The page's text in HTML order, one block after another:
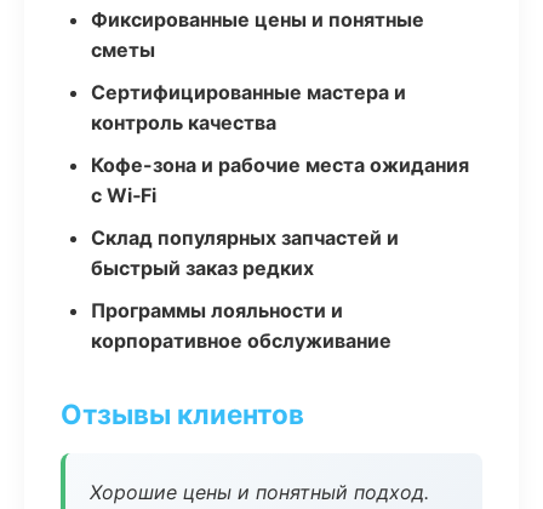
Фиксированные цены и понятные
сметы
Сертифицированные мастера и
контроль качества
Кофе-зона и рабочие места ожидания
с Wi‑Fi
Склад популярных запчастей и
быстрый заказ редких
Программы лояльности и
корпоративное обслуживание
Отзывы клиентов
Хорошие цены и понятный подход.